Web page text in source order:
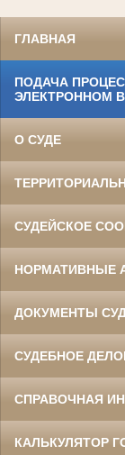
ГЛАВНАЯ
ПОДАЧА
ЭЛЕКТРОННОМ
О СУДЕ
СУДЕЙСКОЕ
НОРМАТИВНЫЕ
ДОКУМЕНТЫ
СУДЕБНОЕ
СПРАВОЧНАЯ
КАЛЬКУЛЯТОР